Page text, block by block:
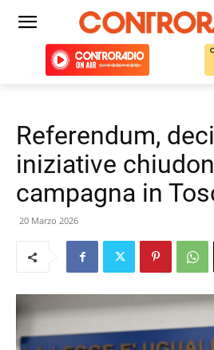
Referendum,
iniziative
campagna in
20 Marzo 2026